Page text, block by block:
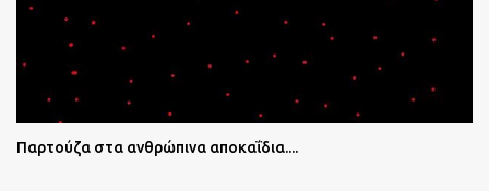
Παρτούζα στα ανθρώπινα αποκαΐδια....